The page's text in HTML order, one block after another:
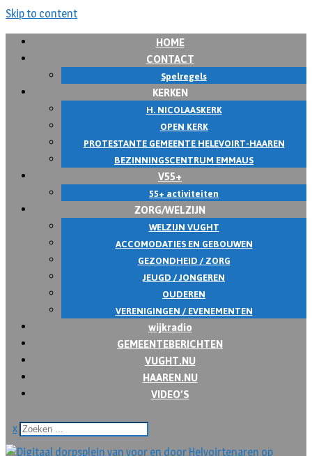
Skip to content
HOME
CONTACT
Spelregels
KERKEN
H. NICOLAASKERK
OPEN KERK
PROTESTANTE GEMEENTE HELEVOIRT-HAAREN
BEZINNINGSCENTRUM EMMAUS
V55+
55+ activiteiten
ZORG/WELZIJN
WELZIJN VUGHT
ACCOMODATIES EN GEBOUWEN
GEZONDHEID / ZORG
JEUGD / JONGEREN
OUDEREN
VERENIGINGEN / EVENEMENTEN
wijkradio
GEMEENTEBERICHTEN
VUGHT.NU
HAAREN.NU
VIDEO’S
x